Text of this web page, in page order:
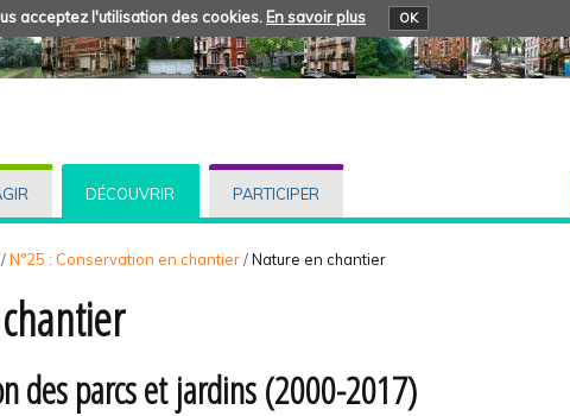
acceptez l'utilisation des cookies. En savoir plus OK
DÉCOUVRIR PARTICIPER
/N°25 : Conservation en chantier/Nature en chantier
des parcs et jardins (2000-2017)